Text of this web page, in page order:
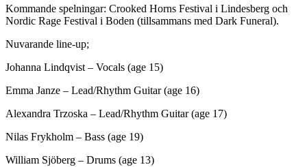
Kommande spelningar: Crooked Horns Festival i Lindesberg och
Nordic Rage Festival i Boden (tillsammans med Dark Funeral).
Nuvarande line-up;
Johanna Lindqvist – Vocals (age 15)
Emma Janze – Lead/Rhythm Guitar (age 16)
Alexandra Trzoska – Lead/Rhythm Guitar (age 17)
Nilas Frykholm – Bass (age 19)
William Sjöberg – Drums (age 13)